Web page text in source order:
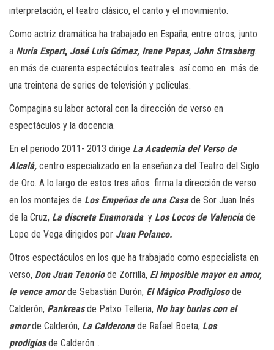
interpretación, el teatro clásico, el canto y el movimiento.
Como actriz dramática ha trabajado en España, entre otros, junto
a Nuria Espert, José Luis Gómez, Irene Papas, John Strasberg…
en más de cuarenta espectáculos teatrales así como en más de
una treintena de series de televisión y películas.
Compagina su labor actoral con la dirección de verso en
espectáculos y la docencia.
En el periodo 2011- 2013 dirige La Academia del Verso de
Alcalá, centro especializado en la enseñanza del Teatro del Siglo
de Oro. A lo largo de estos tres años firma la dirección de verso
en los montajes de Los Empeños de una Casade Sor Juan Inés
de la Cruz, La discreta Enamorada y Los Locos de Valenciade
Lope de Vega dirigidos por Juan Polanco.
Otros espectáculos en los que ha trabajado como especialista en
verso, Don Juan Tenoriode Zorrilla, El imposible mayor en amor,
le vence amorde Sebastián Durón, El Mágico Prodigiosode
Calderón, Pankreasde Patxo Telleria, No hay burlas con el
amorde Calderón, La Calderonade Rafael Boeta, Los
prodigiosde Calderón…